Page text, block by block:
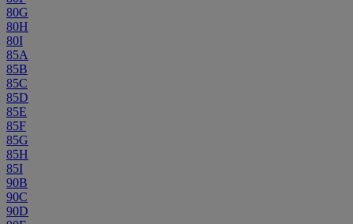
80G
80H
80I
85A
85B
85C
85D
85E
85F
85G
85H
85I
90B
90C
90D